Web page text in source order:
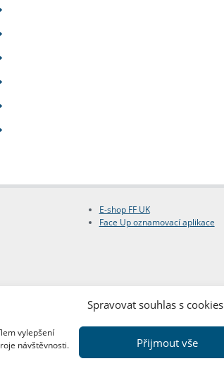
Spravovat souhlas s cookies
vylepšení
návštěvnosti.
Přijmout vše
E-shop FF UK
Face Up oznamovací aplikace